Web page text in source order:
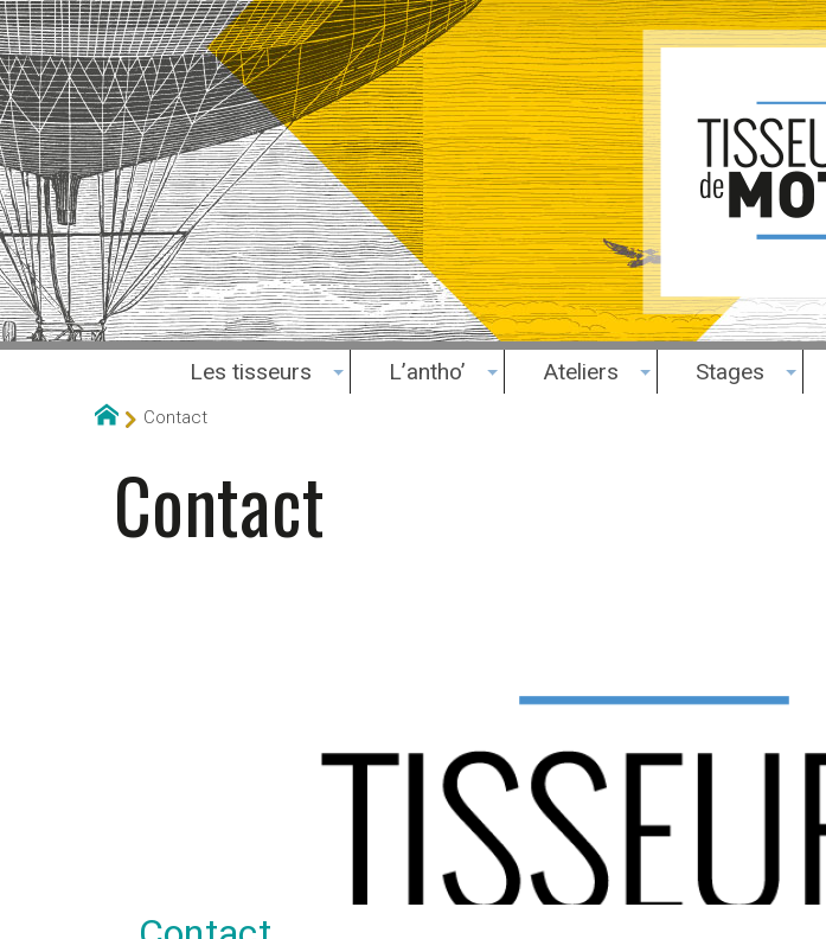
Les tisseurs L’antho’ Ateliers Stages
Contact
Contact